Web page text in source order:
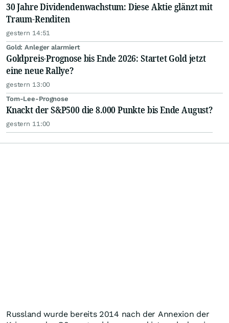
30 Jahre Dividendenwachstum: Diese Aktie glänzt mit
Traum-Renditen
gestern 14:51
Gold: Anleger alarmiert
Goldpreis-Prognose bis Ende 2026: Startet Gold jetzt
eine neue Rallye?
gestern 13:00
Tom-Lee-Prognose
Knackt der S&P500 die 8.000 Punkte bis Ende August?
gestern 11:00
Russland wurde bereits 2014 nach der Annexion der